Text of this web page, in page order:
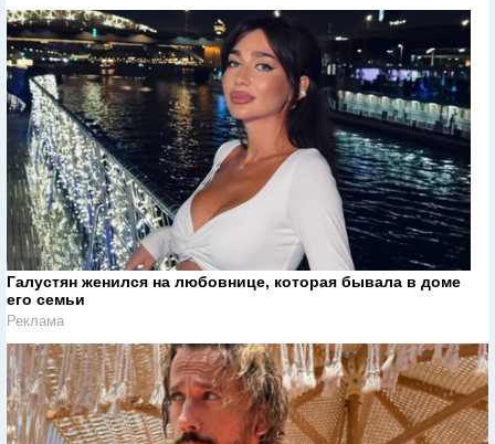
Галустян женился на любовнице, которая бывала в доме
его семьи
Реклама